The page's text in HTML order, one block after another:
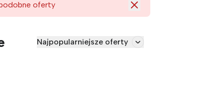
oferty
Najpopularniejsze oferty